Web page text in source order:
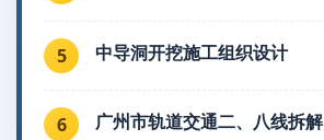
5 中导洞开挖施工组织设计
6 广州市轨道交通二、八线拆解